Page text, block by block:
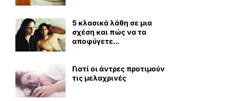
5 κλασικά λάθη σε μια
σχέση και πώς να τα
αποφύγετε...
Γιατί οι άντρες προτιμούν
τις μελαχρινές